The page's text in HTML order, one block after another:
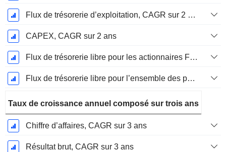
Flux de trésorerie d’exploitation, CAGR sur 2 ans
CAPEX, CAGR sur 2 ans
Flux de trésorerie libre pour les actionnaires FCFE, CAGR sur 2 ans
Flux de trésorerie libre pour l’ensemble des pourvoyeurs de fonds (créanciers et actionnaires) FCFF, CAGR sur 2 ans
Taux de croissance annuel composé sur trois ans
Chiffre d’affaires, CAGR sur 3 ans
Résultat brut, CAGR sur 3 ans